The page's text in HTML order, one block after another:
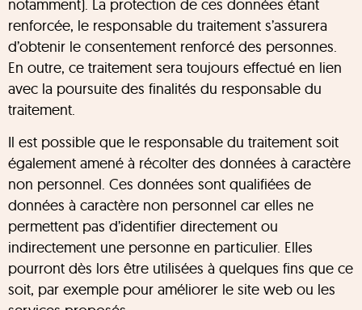
notamment). La protection de ces données étant
renforcée, le responsable du traitement s’assurera
d’obtenir le consentement renforcé des personnes.
En outre, ce traitement sera toujours effectué en lien
avec la poursuite des finalités du responsable du
traitement.
Il est possible que le responsable du traitement soit
également amené à récolter des données à caractère
non personnel. Ces données sont qualifiées de
données à caractère non personnel car elles ne
permettent pas d’identifier directement ou
indirectement une personne en particulier. Elles
pourront dès lors être utilisées à quelques fins que ce
soit, par exemple pour améliorer le site web ou les